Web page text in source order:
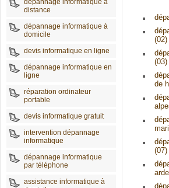
dépannage informatique à
distance
dépannage informatique à
domicile
devis informatique en ligne
dépannage informatique en
ligne
réparation ordinateur
portable
devis informatique gratuit
intervention dépannage
informatique
dépannage informatique
par téléphone
assistance informatique à
(02)
(03)
de
(07)